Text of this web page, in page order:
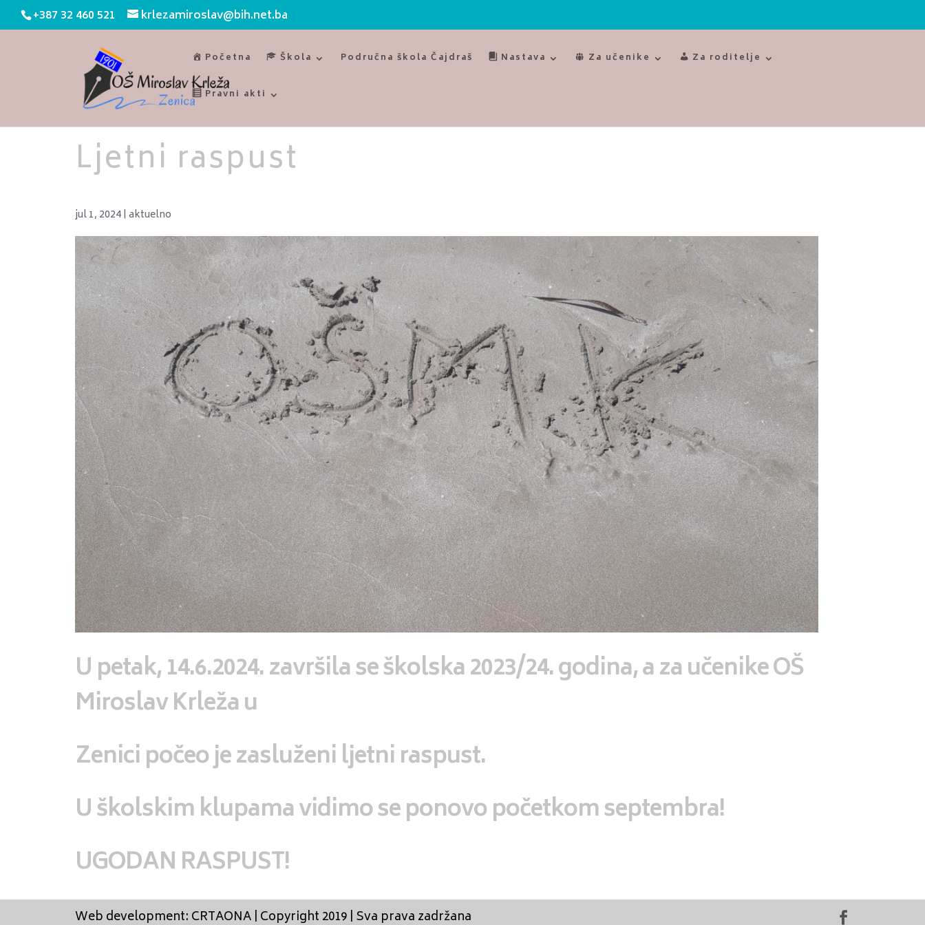
+387 32 460 521 krlezamiroslav@bih.net.ba
Početna Škola Područna škola Čajdraš Nastava Za učenike Za roditelje
Pravni akti
Ljetni raspust
jul 1, 2024| aktuelno
U petak, 14.6.2024. završila se školska 2023/24. godina, a za učenike OŠ
Miroslav Krleža u
Zenici počeo je zasluženi ljetni raspust.
U školskim klupama vidimo se ponovo početkom septembra!
UGODAN RASPUST!
Web development: CRTAONA | Copyright 2019 | Sva prava zadržana